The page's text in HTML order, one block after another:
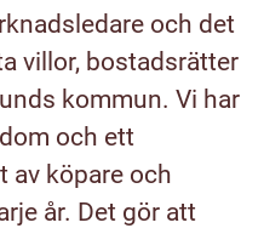
och det
villor, bostadsrätter
kommun. Vi har
och ett
av köpare och
år. Det gör att